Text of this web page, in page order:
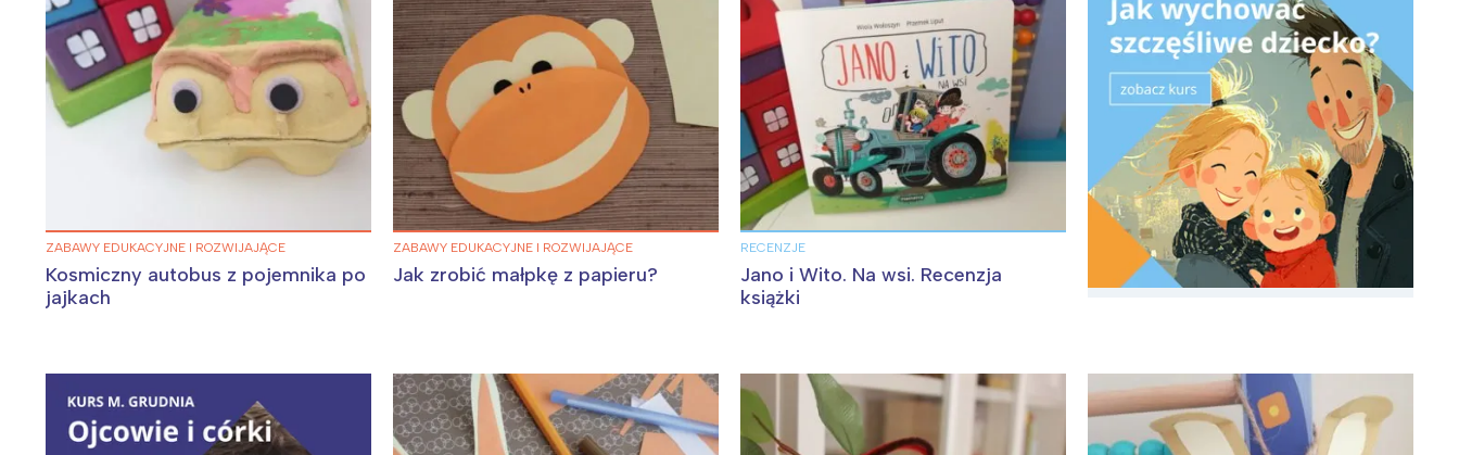
ZABAWY EDUKACYJNE I ROZWIJAJĄCE
Kosmiczny autobus z pojemnika po
jajkach
ZABAWY EDUKACYJNE I ROZWIJAJĄCE
Jak zrobić małpkę z papieru?
RECENZJE
Jano i Wito. Na wsi. Recenzja
książki
Interesują mnie wydarzenia z tego regionu:
Warszawa
Łódź
Trójmiasto
Poznań
Śląsk
Kraków
Południe
Północ
Wybieram